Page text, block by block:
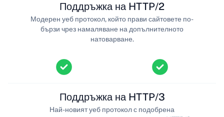
Поддръжка на HTTP/2
Модерен уеб протокол, който прави сайтовете по-
бързи чрез намаляване на допълнителното
натоварване.
Поддръжка на HTTP/3
Най-новият уеб протокол с подобрена